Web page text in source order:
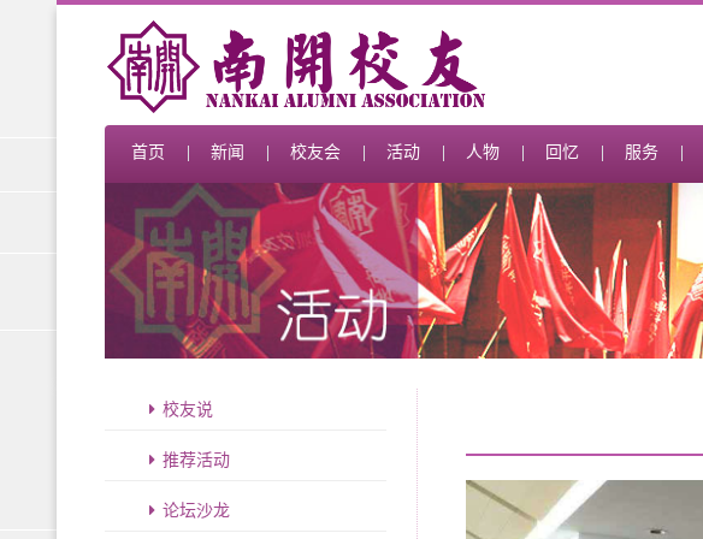
首页 新闻 校友会 活动 人物 回忆 服务
校友说
推荐活动
论坛沙龙